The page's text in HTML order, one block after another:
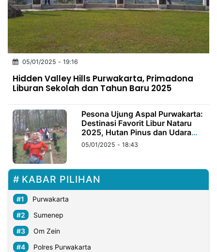
INDONESIA
Partner
NTB
Time
IDN
Jogja
Rakyat
News
Notice
Baru
Follow
Kabarbaru
Kabarbaru.co
05/01/2025 - 19:16
Hidden Valley Hills Purwakarta, Primadona
Liburan Sekolah dan Tahun Baru 2025
Pesona Ujung Aspal Purwakarta:
Destinasi Favorit Libur Nataru
2025, Hutan Pinus dan Udara
Segar Jadi Daya Tarik
05/01/2025 - 18:43
KABAR PILIHAN
Purwakarta
Sumenep
Om Zein
Polres Purwakarta